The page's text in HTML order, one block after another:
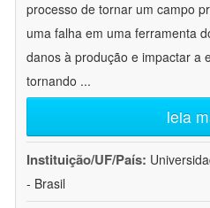
processo de tornar um campo
uma falha em uma ferramenta
danos à produção e impactar a
tornando ...
leia
Instituição/UF/País:
- Brasil